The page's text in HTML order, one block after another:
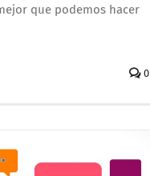
que podemos hacer
0